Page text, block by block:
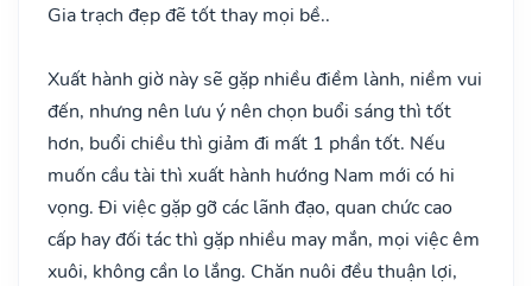
Gia trạch đẹp đẽ tốt thay mọi bề..
Xuất hành giờ này sẽ gặp nhiều điềm lành, niềm vui
đến, nhưng nên lưu ý nên chọn buổi sáng thì tốt
hơn, buổi chiều thì giảm đi mất 1 phần tốt. Nếu
muốn cầu tài thì xuất hành hướng Nam mới có hi
vọng. Đi việc gặp gỡ các lãnh đạo, quan chức cao
cấp hay đối tác thì gặp nhiều may mắn, mọi việc êm
xuôi, không cần lo lắng. Chăn nuôi đều thuận lợi,